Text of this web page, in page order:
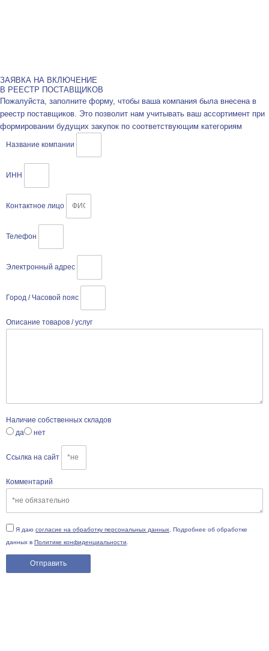
ЗАЯВКА НА ВКЛЮЧЕНИЕ
В РЕЕСТР ПОСТАВЩИКОВ
Пожалуйста, заполните форму, чтобы ваша компания была внесена в
реестр поставщиков. Это позволит нам учитывать ваш ассортимент при
формировании будущих закупок по соответствующим категориям
Название компании
ИНН
Контактное лицо
Телефон
Электронный адрес
Город / Часовой пояс
Описание товаров / услуг
Наличие собственных складов
да
нет
Ссылка на сайт
Комментарий
Я даю согласие на обработку персональных данных . Подробнее об обработке
данных в Политике конфиденциальности
Отправить